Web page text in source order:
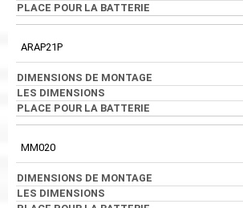
ARAP21P
MM020